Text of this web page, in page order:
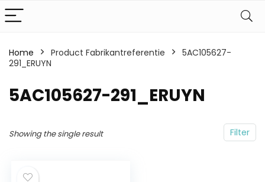
Home Product Fabrikantreferentie
5AC105627-
291_ERUYN
5AC105627-291_ERUYN
Filter
Showing the single result